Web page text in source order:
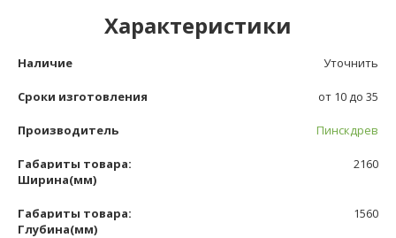
Характеристики
Наличие Уточнить
Сроки изготовления от 10 до 35
Производитель Пинскдрев
Габариты товара:
Ширина(мм)
2160
Габариты товара:
Глубина(мм)
1560